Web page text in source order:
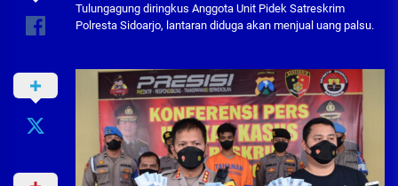
Tulungagung diringkus Anggota Unit Pidek Satreskrim
Polresta Sidoarjo, lantaran diduga akan menjual uang palsu.